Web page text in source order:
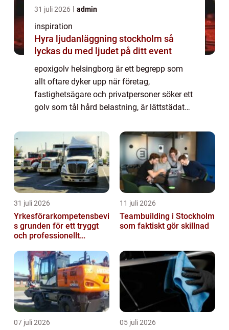
31 juli 2026 admin
inspiration
Hyra ljudanläggning stockholm så
lyckas du med ljudet på ditt event
epoxigolv helsingborg är ett begrepp som
allt oftare dyker upp när företag,
fastighetsägare och privatpersoner söker ett
golv som tål hård belastning, är lättstädat
ett golvmaterial som bygger på en plastba...
31 juli 2026
Yrkesförarkompetensbevi
s grunden för ett tryggt
och professionellt
11 juli 2026
Teambuilding i Stockholm
som faktiskt gör skillnad
07 juli 2026 05 juli 2026